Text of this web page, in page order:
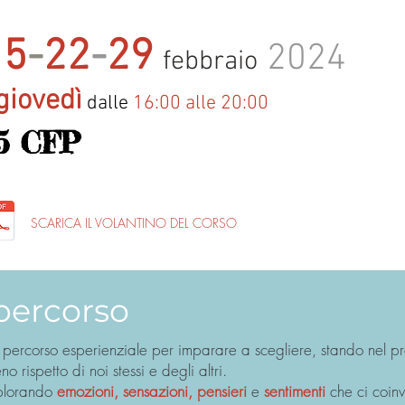
-22-29 febbraio 2024
dalle 16:00 alle 20:00
CFP
CFP
SCARICA IL VOLANTINO DEL CORSO
percorso esperienziale per imparare a scegliere, stando nel
rispetto di noi stessi e degli altri.
emozioni, sensazioni, pensieri e sentimenti che ci